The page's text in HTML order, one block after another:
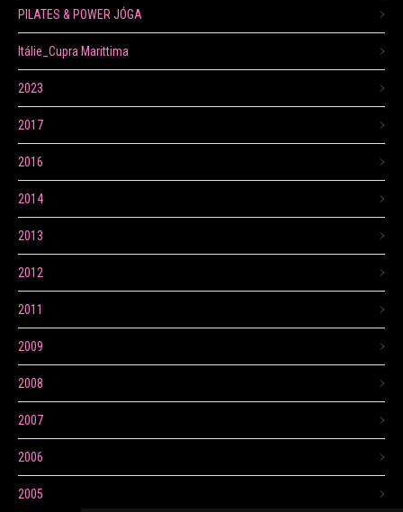
PILATES & POWER JÓGA
Itálie_Cupra Marittima
2023
2017
2016
2014
2013
2012
2011
2009
2008
2007
2006
2005